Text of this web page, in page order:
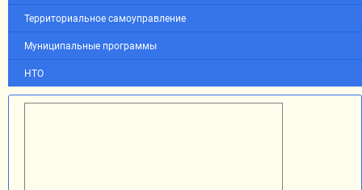
Территориальное самоуправление
Муниципальные программы
НТО